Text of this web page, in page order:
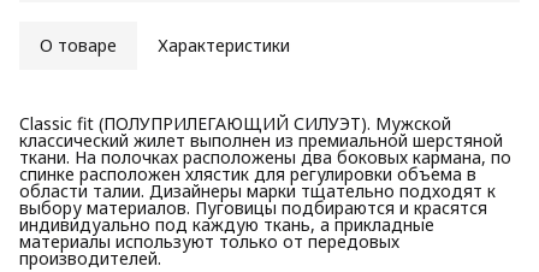
О товаре Характеристики
Classic fit (ПОЛУПРИЛЕГАЮЩИЙ СИЛУЭТ). Мужской
классический жилет выполнен из премиальной шерстяной
ткани. На полочках расположены два боковых кармана, по
спинке расположен хлястик для регулировки объема в
области талии. Дизайнеры марки тщательно подходят к
выбору материалов. Пуговицы подбираются и красятся
индивидуально под каждую ткань, а прикладные
материалы используют только от передовых
производителей.